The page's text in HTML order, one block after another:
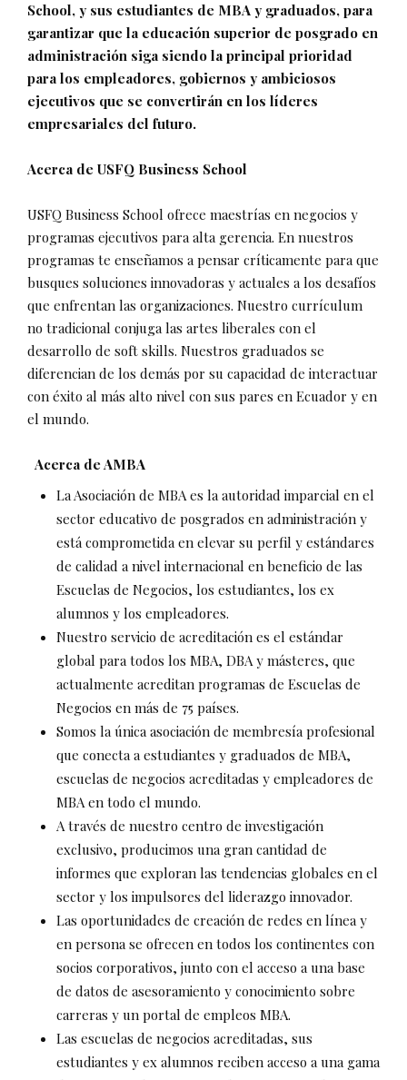
School, y sus estudiantes de MBA y graduados, para
garantizar que la educación superior de posgrado en
administración siga siendo la principal prioridad
para los empleadores, gobiernos y ambiciosos
ejecutivos que se convertirán en los líderes
empresariales del futuro.
Acerca de USFQ Business School
USFQ Business School ofrece maestrías en negocios y
programas ejecutivos para alta gerencia. En nuestros
programas te enseñamos a pensar críticamente para que
busques soluciones innovadoras y actuales a los desafíos
que enfrentan las organizaciones. Nuestro currículum
no tradicional conjuga las artes liberales con el
desarrollo de soft skills. Nuestros graduados se
diferencian de los demás por su capacidad de interactuar
con éxito al más alto nivel con sus pares en Ecuador y en
el mundo.
Acerca de AMBA
La Asociación de MBA es la autoridad imparcial en el
sector educativo de posgrados en administración y
está comprometida en elevar su perfil y estándares
de calidad a nivel internacional en beneficio de las
Escuelas de Negocios, los estudiantes, los ex
alumnos y los empleadores.
Nuestro servicio de acreditación es el estándar
global para todos los MBA, DBA y másteres, que
actualmente acreditan programas de Escuelas de
Negocios en más de 75 países.
Somos la única asociación de membresía profesional
que conecta a estudiantes y graduados de MBA,
escuelas de negocios acreditadas y empleadores de
MBA en todo el mundo.
A través de nuestro centro de investigación
exclusivo, producimos una gran cantidad de
informes que exploran las tendencias globales en el
sector y los impulsores del liderazgo innovador.
Las oportunidades de creación de redes en línea y
en persona se ofrecen en todos los continentes con
socios corporativos, junto con el acceso a una base
de datos de asesoramiento y conocimiento sobre
carreras y un portal de empleos MBA.
Las escuelas de negocios acreditadas, sus
estudiantes y ex alumnos reciben acceso a una gama